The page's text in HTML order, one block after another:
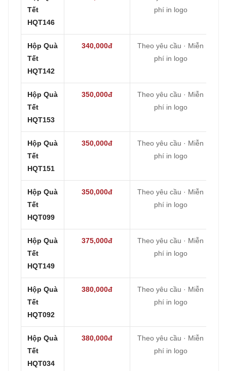
Tết
HQT146
phí in logo
Hộp Quà
Tết
HQT142
340,000đ
Theo yêu cầu · Miễn
phí in logo
Hộp Quà
Tết
HQT153
350,000đ
Theo yêu cầu · Miễn
phí in logo
Hộp Quà
Tết
HQT151
350,000đ
Theo yêu cầu · Miễn
phí in logo
Hộp Quà
Tết
HQT099
350,000đ
Theo yêu cầu · Miễn
phí in logo
Hộp Quà
Tết
HQT149
375,000đ
Theo yêu cầu · Miễn
phí in logo
Hộp Quà
Tết
HQT092
380,000đ
Theo yêu cầu · Miễn
phí in logo
Hộp Quà
Tết
HQT034
380,000đ
Theo yêu cầu · Miễn
phí in logo